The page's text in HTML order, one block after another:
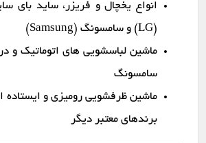
انواع یخچال و فریزر، ساید بای
(LG) و سامسونگ (Samsung)
ماشین لباسشویی های اتوماتیک و
سامسونگ
ماشین ظرفشویی رومیزی و
برندهای معتبر دیگر